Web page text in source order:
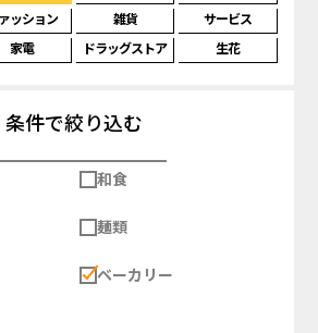
ッション 雑貨
サービス
家電 ドラッグストア 生花
条件で絞り込む
和食
麺類
ベーカリー